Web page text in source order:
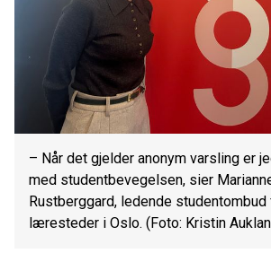
– Når det gjelder anonym varsling er
med studentbevegelsen, sier
Rustberggard, ledende
læresteder i Oslo. (Foto: Kristin